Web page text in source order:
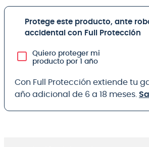
Protege este producto, ante
accidental con Full Protección
Quiero proteger mi
producto por 1 año
Con Full Protección extiende tu
año adicional de 6 a 18 meses.